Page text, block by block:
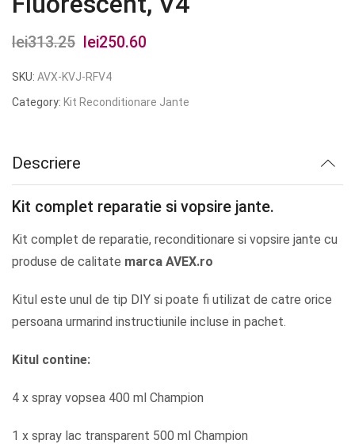
lei313.25
Prețul
inițial
a
lei250.60
este:
SKU: AVX-KVJ-RFV4
Category: Kit Reconditionare Jante
Descriere
Kit complet reparatie si vopsire jante.
Kit complet de reparatie, reconditionare si vopsire jante cu
produse de calitate marca AVEX.ro
Kitul este unul de tip DIY si poate fi utilizat de catre orice
persoana urmarind instructiunile incluse in pachet.
Kitul contine:
4 x spray vopsea 400 ml Champion
1 x spray lac transparent 500 ml Champion